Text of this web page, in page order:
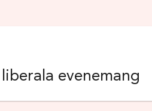
evenemang